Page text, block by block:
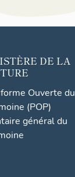
DE LA
Ouverte du
(POP)
général du